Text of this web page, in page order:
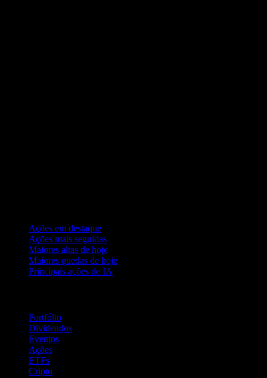
Ações em destaque
Ações mais seguidas
Maiores altas de hoje
Maiores quedas de hoje
Principais ações de IA
Portfólio
Dividendos
Eventos
Ações
ETFs
Cripto